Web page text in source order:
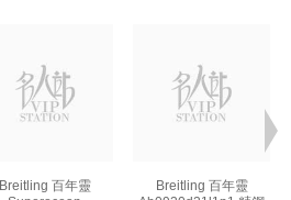
Breitling 百年靈
Breitling 百年靈